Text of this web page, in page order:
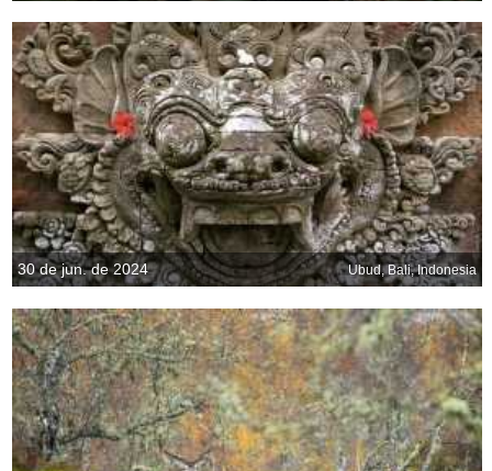
30 de jun. de 2024 Ubud, Bali, Indonesia